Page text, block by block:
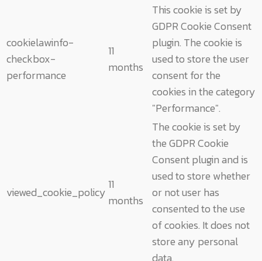
cookielawinfo-
checkbox-
performance
11
months
This cookie is set by
GDPR Cookie Consent
plugin. The cookie is
used to store the user
consent for the
cookies in the category
"Performance".
viewed_cookie_policy
11
months
The cookie is set by
the GDPR Cookie
Consent plugin and is
used to store whether
or not user has
consented to the use
of cookies. It does not
store any personal